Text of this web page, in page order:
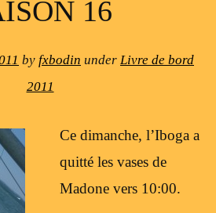
16
by fxbodin under Livre de bord
2011
Ce dimanche, l’Iboga a
quitté les vases de
Madone vers 10:00.